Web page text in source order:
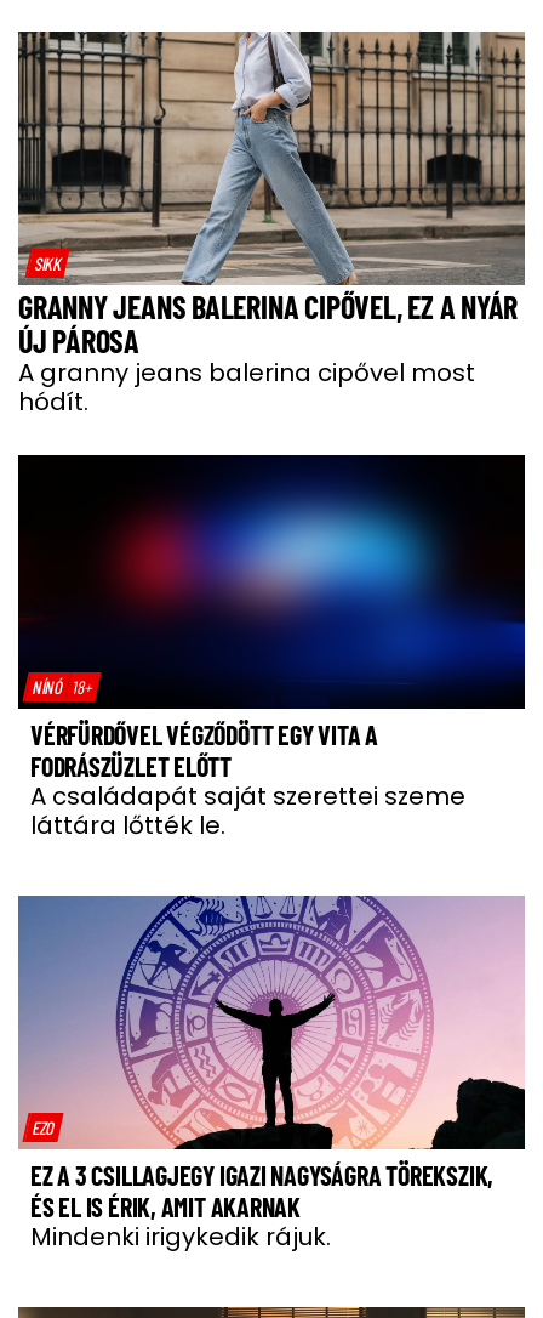
SIKK
GRANNY JEANS BALERINA CIPŐVEL, EZ A NYÁR
ÚJ PÁROSA
A granny jeans balerina cipővel most
hódít.
NÍNÓ 18+
VÉRFÜRDŐVEL VÉGZŐDÖTT EGY VITA A
FODRÁSZÜZLET ELŐTT
A családapát saját szerettei szeme
láttára lőtték le.
EZO
EZ A 3 CSILLAGJEGY IGAZI NAGYSÁGRA TÖREKSZIK,
ÉS EL IS ÉRIK, AMIT AKARNAK
Mindenki irigykedik rájuk.